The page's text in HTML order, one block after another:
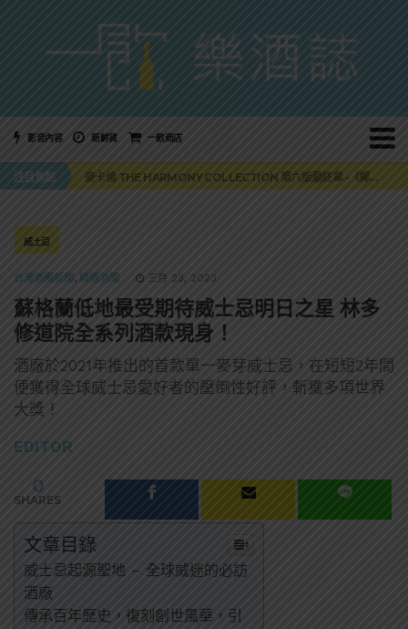
影音內容 新鮮貨 一飲商店
注目焦點
美國正式恢復蘇格蘭威士忌零關稅！烈酒產業再次迎來重磅利多
麥卡倫 THE HARMONY COLLECTION 第六版最終章 -《椰風煖韻》
角嗨尬炸物X爽快這一步，角瓶攜手頂呱呱 全新套餐限時登場
威士忌
台灣酒圈新聞 , 精選酒聞 三月 23, 2023
蘇格蘭低地最受期待威士忌明日之星 林多
修道院全系列酒款現身！
酒廠於2021年推出的首款單一麥芽威士忌，在短短2年間
便獲得全球威士忌愛好者的壓倒性好評，斬獲多項世界
大獎！
EDITOR
0
SHARES
文章目錄
威士忌起源聖地 – 全球威迷的必訪
酒廠
傳承百年歷史，復刻創世風華，引